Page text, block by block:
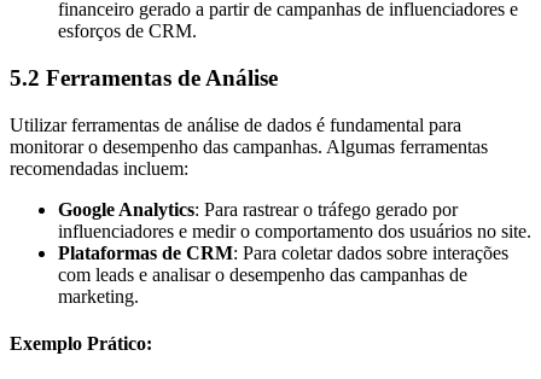
financeiro gerado a partir de campanhas de influenciadores e
esforços de CRM.
5.2 Ferramentas de Análise
Utilizar ferramentas de análise de dados é fundamental para
monitorar o desempenho das campanhas. Algumas ferramentas
recomendadas incluem:
Google Analytics: Para rastrear o tráfego gerado por
influenciadores e medir o comportamento dos usuários no site.
Plataformas de CRM: Para coletar dados sobre interações
com leads e analisar o desempenho das campanhas de
marketing.
Exemplo Prático: